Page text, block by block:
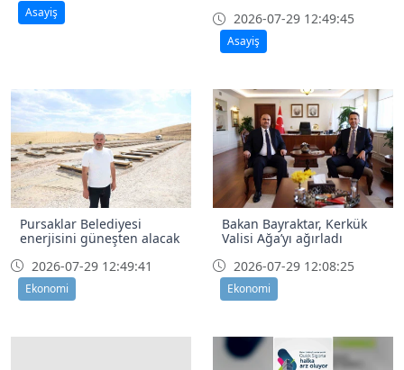
Asayiş
2026-07-29 12:49:45
Asayiş
Pursaklar Belediyesi
enerjisini güneşten alacak
2026-07-29 12:49:41
Ekonomi
Bakan Bayraktar, Kerkük
Valisi Ağa’yı ağırladı
2026-07-29 12:08:25
Ekonomi